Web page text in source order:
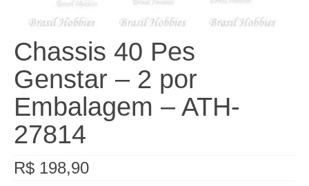
Chassis 40 Pes
Genstar – 2 por
Embalagem – ATH-
27814
R$ 198,90